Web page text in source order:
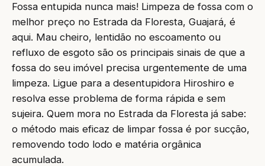
Fossa entupida nunca mais! Limpeza de fossa com o
melhor preço no Estrada da Floresta, Guajará, é
aqui. Mau cheiro, lentidão no escoamento ou
refluxo de esgoto são os principais sinais de que a
fossa do seu imóvel precisa urgentemente de uma
limpeza. Ligue para a desentupidora Hiroshiro e
resolva esse problema de forma rápida e sem
sujeira. Quem mora no Estrada da Floresta já sabe:
o método mais eficaz de limpar fossa é por sucção,
removendo todo lodo e matéria orgânica
acumulada.